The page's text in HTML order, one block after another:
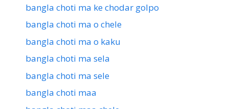
bangla choti ma ke chodar golpo
bangla choti ma o chele
bangla choti ma o kaku
bangla choti ma sela
bangla choti ma sele
bangla choti maa